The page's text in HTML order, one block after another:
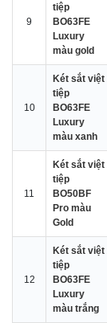
9
tiệp
BO63FE
Luxury
màu gold
10
Két sắt việt
tiệp
BO63FE
Luxury
màu xanh
11
Két sắt việt
tiệp
BO50BF
Pro màu
Gold
12
Két sắt việt
tiệp
BO63FE
Luxury
màu trắng